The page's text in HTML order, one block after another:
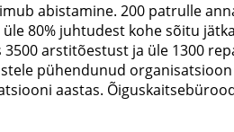
abistamine. 200 patrulle
80% juhtudest kohe sõitu
arstitõestust ja üle 1300
pühendunud
aastas.